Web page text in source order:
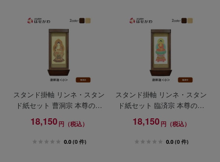
スタンド掛軸 リンネ・スタン
ド紙セット 曹洞宗 本尊のみ
小
18,150円（税込）
0.0 (0 件)
スタンド掛軸 リンネ・スタン
ド紙セット 臨済宗 本尊のみ
小
18,150円（税込）
0.0 (0 件)